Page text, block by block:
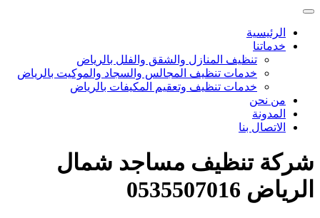
الرئيسية
خدماتنا
تنظيف المنازل والشقق والفلل بالرياض
خدمات تنظيف المجالس والسجاد والموكيت بالرياض
خدمات تنظيف وتعقيم المكيفات بالرياض
من نحن
المدونة
الاتصال بنا
شركة تنظيف مساجد شمال
الرياض 0535507016